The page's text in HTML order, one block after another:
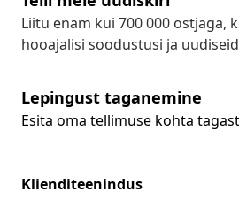
Liitu enam kui 700 000 ostjaga,
hooajalisi soodustusi ja
Lepingust taganemine
Esita oma tellimuse kohta
Klienditeenindus